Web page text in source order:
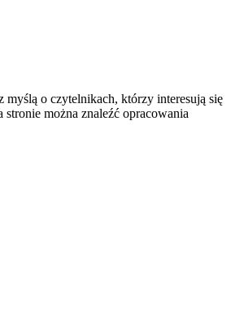
myślą o czytelnikach, którzy interesują się
można znaleźć opracowania